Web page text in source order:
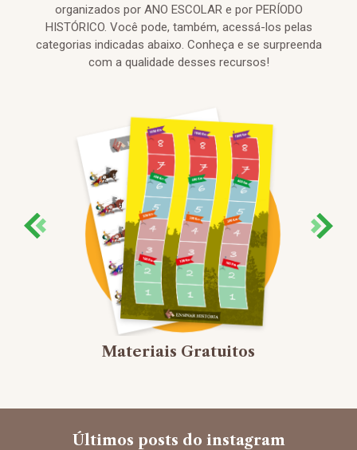
organizados por ANO ESCOLAR e por PERÍODO
HISTÓRICO. Você pode, também, acessá-los pelas
categorias indicadas abaixo. Conheça e se surpreenda
com a qualidade desses recursos!
Materiais Gratuitos
Últimos posts do instagram